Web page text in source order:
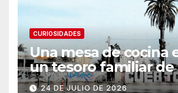
CURIOSIDADES
Una mesa de cocina
un tesoro familiar de
años
24 DE JULIO DE 2026